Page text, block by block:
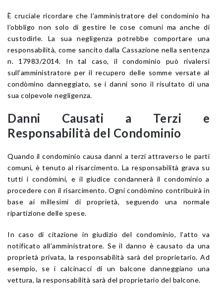
È cruciale ricordare che l’amministratore del condominio ha
l’obbligo non solo di gestire le cose comuni ma anche di
custodirle. La sua negligenza potrebbe comportare una
responsabilità, come sancito dalla Cassazione nella sentenza
n. 17983/2014. In tal caso, il condominio può rivalersi
sull’amministratore per il recupero delle somme versate al
condòmino danneggiato, se i danni sono il risultato di una
sua colpevole negligenza.
Danni Causati a Terzi e
Responsabilità del Condominio
Quando il condominio causa danni a terzi attraverso le parti
comuni, è tenuto al risarcimento. La responsabilità grava su
tutti i condòmini, e il giudice condannerà il condominio a
procedere con il risarcimento. Ogni condòmino contribuirà in
base ai millesimi di proprietà, seguendo una normale
ripartizione delle spese.
In caso di citazione in giudizio del condominio, l’atto va
notificato all’amministratore. Se il danno è causato da una
proprietà privata, la responsabilità sarà del proprietario. Ad
esempio, se i calcinacci di un balcone danneggiano una
vettura, la responsabilità sarà del proprietario del balcone.